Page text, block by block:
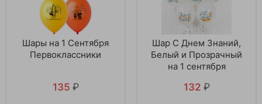
Шары на 1 Сентября
Первоклассники
135 ₽
Шар С Днем Знаний,
Белый и Прозрачный
на 1 сентября
132 ₽